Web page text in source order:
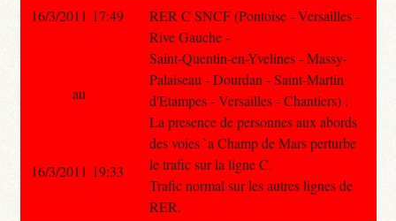
16/3/2011 17:49
RER C SNCF (Pontoise - Versailles -
Rive Gauche -
Saint-Quentin-en-Yvelines - Massy-
Palaiseau - Dourdan - Saint-Martin
d'Etampes - Versailles - Chantiers) :
La presence de personnes aux abords
des voies `a Champ de Mars perturbe
le trafic sur la ligne C.
Trafic normal sur les autres lignes de
RER.
au
16/3/2011 19:33